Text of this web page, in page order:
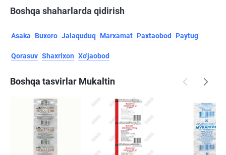
Boshqa shaharlarda qidirish
Asaka Buxoro Jalaquduq Marxamat Paxtaobod Paytug
Qorasuv Shaxrixon Xo'jaobod
Boshqa tasvirlar Mukaltin